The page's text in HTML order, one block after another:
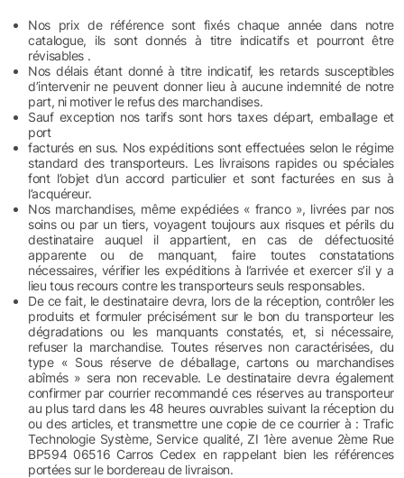
Nos prix de référence sont fixés chaque année dans notre
catalogue, ils sont donnés à titre indicatifs et pourront être
révisables .
Nos délais étant donné à titre indicatif, les retards susceptibles
d’intervenir ne peuvent donner lieu à aucune indemnité de notre
part, ni motiver le refus des marchandises.
Sauf exception nos tarifs sont hors taxes départ, emballage et
port
facturés en sus. Nos expéditions sont effectuées selon le régime
standard des transporteurs. Les livraisons rapides ou spéciales
font l’objet d’un accord particulier et sont facturées en sus à
l’acquéreur.
Nos marchandises, même expédiées « franco », livrées par nos
soins ou par un tiers, voyagent toujours aux risques et périls du
destinataire auquel il appartient, en cas de défectuosité
apparente ou de manquant, faire toutes constatations
nécessaires, vérifier les expéditions à l’arrivée et exercer s’il y a
lieu tous recours contre les transporteurs seuls responsables.
De ce fait, le destinataire devra, lors de la réception, contrôler les
produits et formuler précisément sur le bon du transporteur les
dégradations ou les manquants constatés, et, si nécessaire,
refuser la marchandise. Toutes réserves non caractérisées, du
type « Sous réserve de déballage, cartons ou marchandises
abîmés » sera non recevable. Le destinataire devra également
confirmer par courrier recommandé ces réserves au transporteur
au plus tard dans les 48 heures ouvrables suivant la réception du
ou des articles, et transmettre une copie de ce courrier à : Trafic
Technologie Système, Service qualité, ZI 1ère avenue 2ème Rue
BP594 06516 Carros Cedex en rappelant bien les références
portées sur le bordereau de livraison.